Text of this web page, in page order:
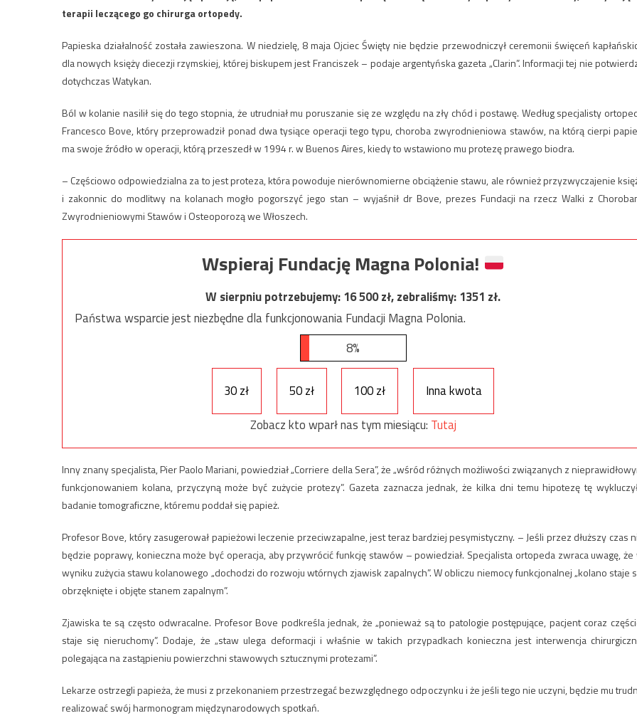
terapii leczącego go chirurga ortopedy.
Papieska działalność została zawieszona. W niedzielę, 8 maja Ojciec Święty nie będzie przewodniczył ceremonii święceń
dla nowych księży diecezji rzymskiej, której biskupem jest Franciszek – podaje argentyńska gazeta „Clarin”. Informacji tej nie
dotychczas Watykan.
Ból w kolanie nasilił się do tego stopnia, że utrudniał mu poruszanie się ze względu na zły chód i postawę. Według specjalisty
Francesco Bove, który przeprowadził ponad dwa tysiące operacji tego typu, choroba zwyrodnieniowa stawów, na którą cierpi
ma swoje źródło w operacji, którą przeszedł w 1994 r. w Buenos Aires, kiedy to wstawiono mu protezę prawego biodra.
– Częściowo odpowiedzialna za to jest proteza, która powoduje nierównomierne obciążenie stawu, ale również przyzwyczajenie
i zakonnic do modlitwy na kolanach mogło pogorszyć jego stan – wyjaśnił dr Bove, prezes Fundacji na rzecz Walki z
Zwyrodnieniowymi Stawów i Osteoporozą we Włoszech.
Wspieraj Fundację Magna Polonia!
W sierpniu potrzebujemy:16 500zł, zebraliśmy:1351 zł.
Państwa wsparcie jest niezbędne dla funkcjonowania Fundacji Magna Polonia.
8%
30 zł 50 zł 100 zł
Inna kwota
Zobacz kto wparł nas tym miesiącu: Tutaj
Inny znany specjalista, Pier Paolo Mariani, powiedział „Corriere della Sera”, że „wśród różnych możliwości związanych z
funkcjonowaniem kolana, przyczyną może być zużycie protezy”. Gazeta zaznacza jednak, że kilka dni temu hipotezę tę
badanie tomograficzne, któremu poddał się papież.
Profesor Bove, który zasugerował papieżowi leczenie przeciwzapalne, jest teraz bardziej pesymistyczny. – Jeśli przez dłuższy czas
będzie poprawy, konieczna może być operacja, aby przywrócić funkcję stawów – powiedział. Specjalista ortopeda zwraca uwagę, że
wyniku zużycia stawu kolanowego „dochodzi do rozwoju wtórnych zjawisk zapalnych”. W obliczu niemocy funkcjonalnej „kolano staje
obrzęknięte i objęte stanem zapalnym”.
Zjawiska te są często odwracalne. Profesor Bove podkreśla jednak, że „ponieważ są to patologie postępujące, pacjent coraz
staje się nieruchomy”. Dodaje, że „staw ulega deformacji i właśnie w takich przypadkach konieczna jest interwencja
polegająca na zastąpieniu powierzchni stawowych sztucznymi protezami”.
Lekarze ostrzegli papieża, że musi z przekonaniem przestrzegać bezwzględnego odpoczynku i że jeśli tego nie uczyni, będzie mu
realizować swój harmonogram międzynarodowych spotkań.